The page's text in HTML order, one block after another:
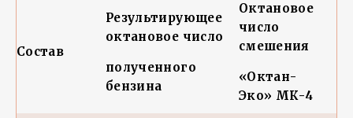
Состав
Результирующее
октановое число
полученного
бензина
Октановое
число
смешения
«Октан-
Эко» МК-4